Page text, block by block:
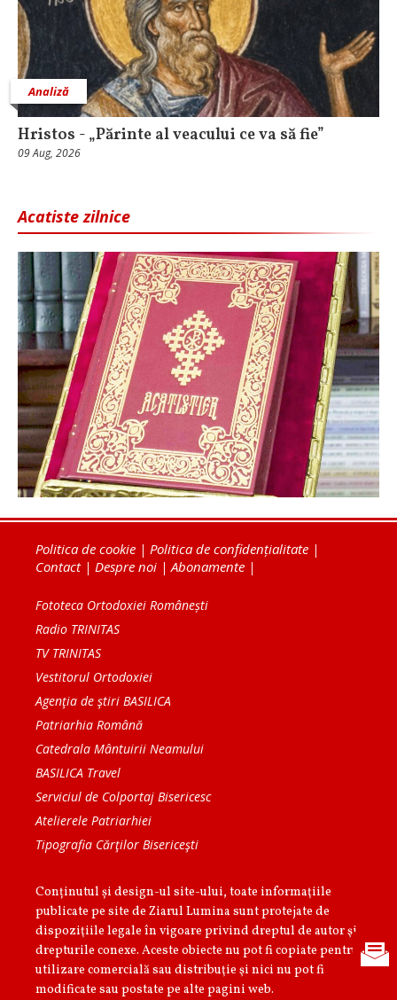
Analiză
Hristos - „Părinte al veacului ce va să fie”
09 Aug, 2026
Acatiste zilnice
Politica de cookie | Politica de confidențialitate |
Contact| Despre noi | Abonamente |
Fototeca Ortodoxiei Românești
Radio TRINITAS
TV TRINITAS
Vestitorul Ortodoxiei
Agenţia de ştiri BASILICA
Patriarhia Română
Catedrala Mântuirii Neamului
BASILICA Travel
Serviciul de Colportaj Bisericesc
Atelierele Patriarhiei
Tipografia Cărţilor Bisericeşti
Conținutul și design-ul site-ului, toate informaţiile
publicate pe site de Ziarul Lumina sunt protejate de
dispoziţiile legale în vigoare privind dreptul de autor şi
drepturile conexe. Aceste obiecte nu pot fi copiate pentru
utilizare comercială sau distribuţie şi nici nu pot fi
modificate sau postate pe alte pagini web.